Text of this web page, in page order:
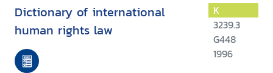
Dictionary of international
human rights law
K
3239.3
G448
1996